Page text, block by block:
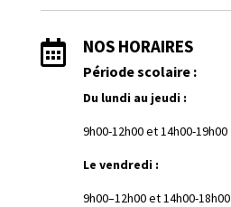
 NOS HORAIRES
Période scolaire :
Du lundi au jeudi :
9h00-12h00 et14h00-19h00
Le vendredi :
9h00–12h00 et 14h00-18h00